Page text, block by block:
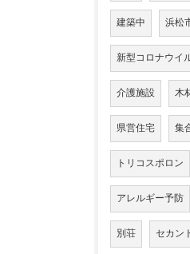
建築中 浜松
新型コロナウイ
介護施設 木
県営住宅 集
トリコスポロン
アレルギー予防
別荘 セカン